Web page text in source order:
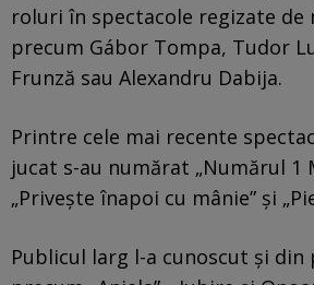
roluri în spectacole regizate
precum Gábor Tompa, Tudor
Frunză sau Alexandru Dabija.
Printre cele mai recente
jucat s-au numărat „Numărul 1
„Privește înapoi cu mânie” și
Publicul larg l-a cunoscut și din